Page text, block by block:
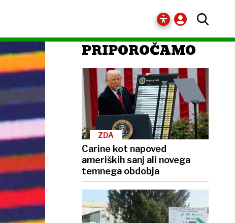
PRIPOROČAMO
ZDA
Carine kot napoved
ameriških sanj ali novega
temnega obdobja